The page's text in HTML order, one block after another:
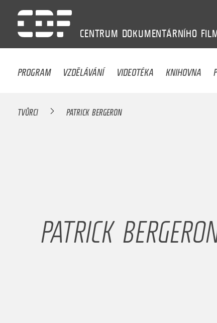
CENTRUM DOKUMENTÁRNÍHO
PROGRAM VZDĚLÁVÁNÍ VIDEOTÉKA KNIHOVNA
TVŮRCI PATRICK BERGERON
PATRICK